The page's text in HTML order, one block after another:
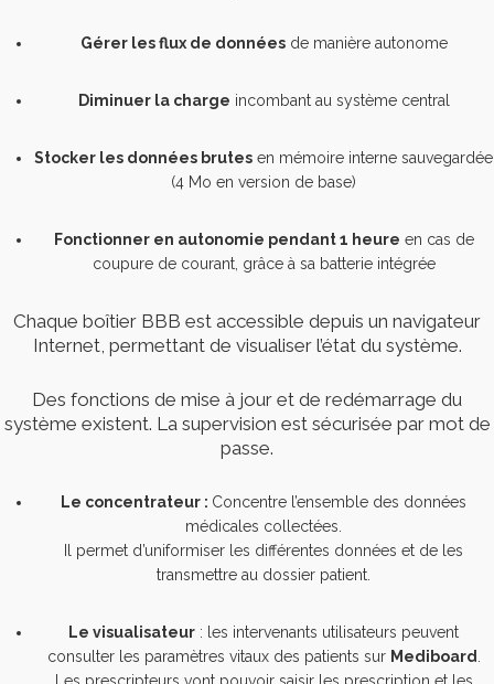
Gérer les flux de donnéesde manière autonome
Diminuer la charge incombant au système central
Stocker les données brutes en mémoire interne sauvegardée
(4 Mo en version de base)
Fonctionner en autonomie pendant 1 heure en cas de
coupure de courant, grâce à sa batterie intégrée
Chaque boîtier BBB est accessible depuis un navigateur
Internet, permettant de visualiser l’état du système.
Des fonctions de mise à jour et de redémarrage du
système existent. La supervision est sécurisée par mot de
passe.
Le concentrateur : Concentre l’ensemble des données
médicales collectées.
Il permet d’uniformiser les différentes données et de les
transmettre au dossier patient.
Le visualisateur : les intervenants utilisateurs peuvent
consulter les paramètres vitaux des patients sur Mediboard